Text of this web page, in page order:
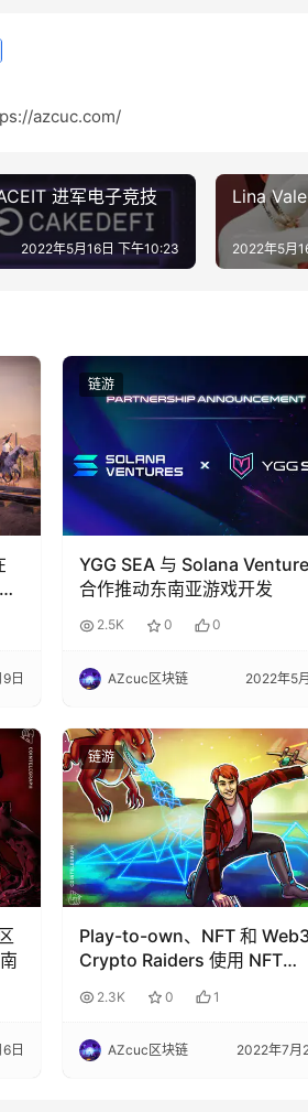
azcuc.com/
进军电子竞技
2022年5月16日 下午10:23
Lina
2022年5月
日
链游
YGG SEA 与 Solana
合作推动东南亚游戏开发
2.5K 0 0
AZcuc区块链 2022年5
日
链游
Play-to-own、NFT 和 Web3
Crypto Raiders 使用 NFT
2.3K 0 1
AZcuc区块链 2022年7月